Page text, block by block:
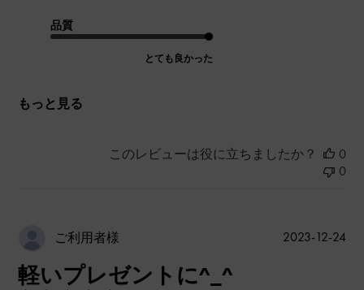
品質
とても良かった
もっと見る
このレビューは役に立ちましたか？
0
0
ご利用者様
軽いプレゼントに^_^
公
2023-12-24